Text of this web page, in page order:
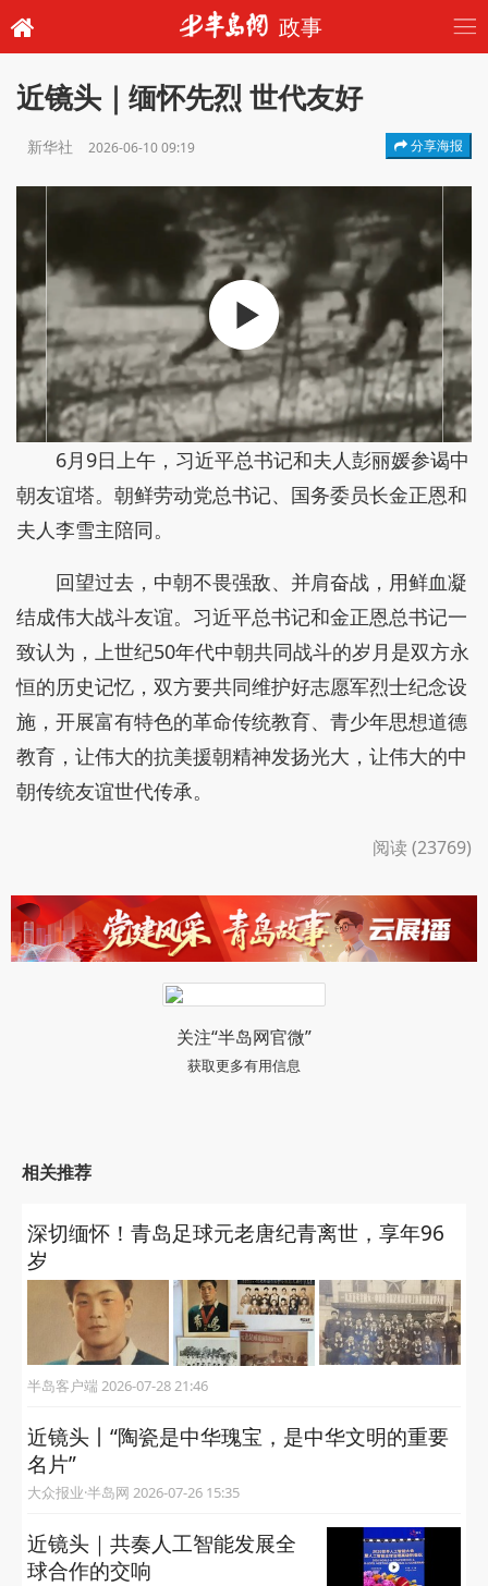
政事
近镜头｜缅怀先烈 世代友好
新华社 2026-06-10 09:19 分享海报
6月9日上午，习近平总书记和夫人彭丽媛参谒中
朝友谊塔。朝鲜劳动党总书记、国务委员长金正恩和
夫人李雪主陪同。
回望过去，中朝不畏强敌、并肩奋战，用鲜血凝
结成伟大战斗友谊。习近平总书记和金正恩总书记一
致认为，上世纪50年代中朝共同战斗的岁月是双方永
恒的历史记忆，双方要共同维护好志愿军烈士纪念设
施，开展富有特色的革命传统教育、青少年思想道德
教育，让伟大的抗美援朝精神发扬光大，让伟大的中
朝传统友谊世代传承。
阅读 (23769)
关注“半岛网官微”
获取更多有用信息
相关推荐
深切缅怀！青岛足球元老唐纪青离世，享年96
岁
半岛客户端 2026-07-28 21:46
近镜头丨“陶瓷是中华瑰宝，是中华文明的重要
名片”
大众报业·半岛网 2026-07-26 15:35
近镜头｜共奏人工智能发展全
球合作的交响